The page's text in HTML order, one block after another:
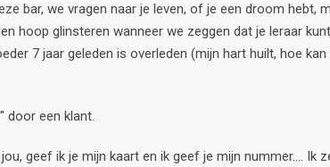
bar, we vragen naar je leven, of je een droom hebt,
hoop glinsteren wanneer we zeggen dat je leraar
7 jaar geleden is overleden (mijn hart huilt, hoe
door een klant.
geef ik je mijn kaart en ik geef je mijn nummer.... Ik